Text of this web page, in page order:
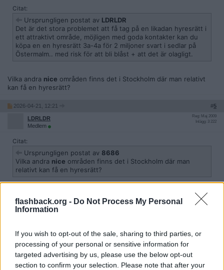
flashback.org - Do Not Process My Personal
Information
If you wish to opt-out of the sale, sharing to third parties, or
processing of your personal or sensitive information for
targeted advertising by us, please use the below opt-out
section to confirm your selection. Please note that after your
Så tankar, reflektioner?
Är det värt och sälja bostadsrätten och hitta någon hyresrätt
i Stockholm?
Problemet blir väl att det är svårt att hitta en hyresrätt i ett
Citat:
Ursprungligen postat av LDRLDR
Det är det stora problemet att få tag på en likadan hyresrätt i
ett attraktivt område, möjligen med goda kontakter kan du
köpa en en hyresrätt 3a-4a för 2 miljoner svart i sedlar på
Östermalm.. med risk för att bli blåst + att det är olagligt.
Vilka andra nice områden finns det i Stockholm där man relativt
kan få en hyresrätt?
2026-04-21, 12:21 #5
LDRLDR
Medlem
Reg: Maj 2009
Inlägg: 3 222
Citat:
Ursprungligen postat av 8686
Vilka andra nice områden finns det i Stockholm där man
relativt kan få en hyresrätt?
Typ inga om du inte köper svart av fastighetsägaren.. möjligen
Tensta att man kan få en på studs jag vet inte.
2026-04-21, 12:21
8686